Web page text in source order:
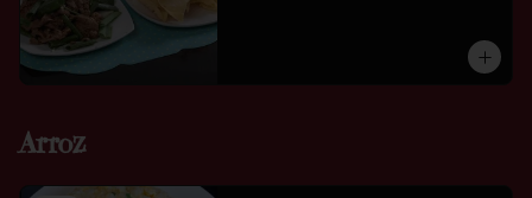
Arroz